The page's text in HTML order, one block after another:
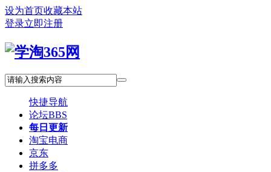
设为首页收藏本站
登录立即注册
快捷导航
论坛BBS
每日更新
淘宝电商
京东
拼多多